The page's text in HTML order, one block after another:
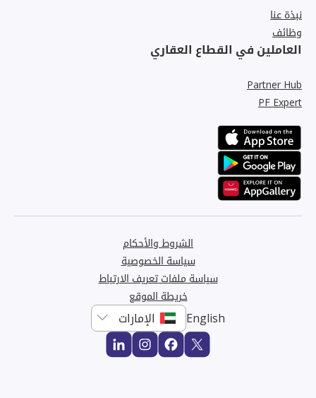
نبذة عنا
وظائف
العاملين في القطاع العقاري
Partner Hub
PF Expert
الشروط والأحكام
سياسة الخصوصية
سياسة ملفات تعريف الارتباط
خريطة الموقع
English